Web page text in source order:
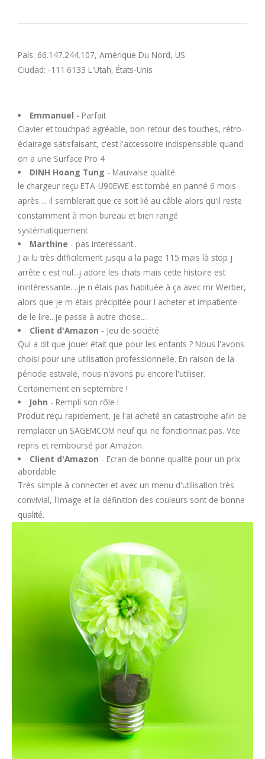
País: 66.147.244.107, Amérique Du Nord, US
Ciudad: -111.6133 L'Utah, États-Unis
Emmanuel - Parfait
Clavier et touchpad agréable, bon retour des touches, rétro-
éclairage satisfaisant, c'est l'accessoire indispensable quand
on a une Surface Pro 4
DINH Hoang Tung - Mauvaise qualité
le chargeur reçu ETA-U90EWE est tombé en panné 6 mois
après ... il semblerait que ce soit lié au câble alors qu'il reste
constamment à mon bureau et bien rangé
systématiquement
Marthine - pas interessant..
J ai lu très difficilement jusqu a la page 115 mais là stop j
arrête c est nul...j adore les chats mais cette histoire est
inintéressante. ..je n étais pas habituée à ça avec mr Werber,
alors que je m étais précipitée pour l acheter et impatiente
de le lire...je passe à autre chose...
Client d'Amazon - Jeu de société
Qui a dit que jouer était que pour les enfants ? Nous l'avons
choisi pour une utilisation professionnelle. En raison de la
période estivale, nous n'avons pu encore l'utiliser.
Certainement en septembre !
John - Rempli son rôle !
Produit reçu rapidement, je l'ai acheté en catastrophe afin de
remplacer un SAGEMCOM neuf qui ne fonctionnait pas. Vite
repris et remboursé par Amazon.
Client d'Amazon - Ecran de bonne qualité pour un prix
abordable
Très simple à connecter et avec un menu d'utilisation très
convivial, l'image et la définition des couleurs sont de bonne
qualité.